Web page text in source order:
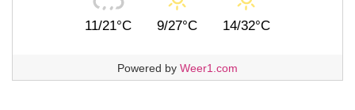
11/21°C 9/27°C 14/32°C
Powered by Weer1.com